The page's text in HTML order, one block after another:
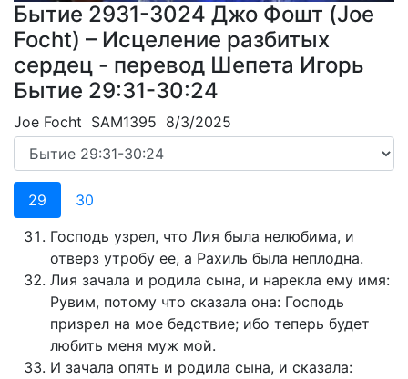
Бытие 2931-3024 Джо Фошт (Joe
Focht) – Исцеление разбитых
сердец - перевод Шепета Игорь
Бытие 29:31-30:24
Joe Focht SAM1395 8/3/2025
29
30
Господь узрел, что Лия была нелюбима, и
отверз утробу ее, а Рахиль была неплодна.
Лия зачала и родила сына, и нарекла ему имя:
Рувим, потому что сказала она: Господь
призрел на мое бедствие; ибо теперь будет
любить меня муж мой.
И зачала опять и родила сына, и сказала: